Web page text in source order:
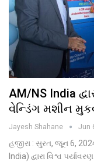
AM/NS India
વેન્ડિંગ મશીન
Jayesh Shahane Jun
હજીરા : સુરત, જૂન 6,
India) દ્વારા વિશ્વ